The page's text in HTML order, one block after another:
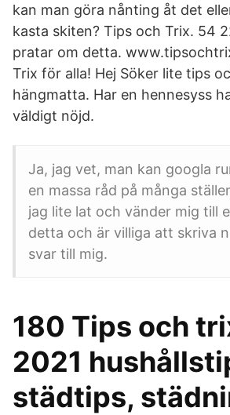
kan man göra nånting åt det
kasta skiten? Tips och Trix. 54
pratar om detta.
Trix för alla! Hej Söker lite tips
hängmatta. Har en hennesyss
väldigt nöjd.
Ja, jag vet, man kan googla
en massa råd på många
jag lite lat och vänder mig till
detta och är villiga att skriva
svar till mig.
180 Tips och
2021
städtips,